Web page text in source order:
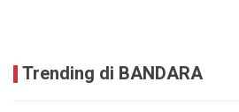
Trending di BANDARA